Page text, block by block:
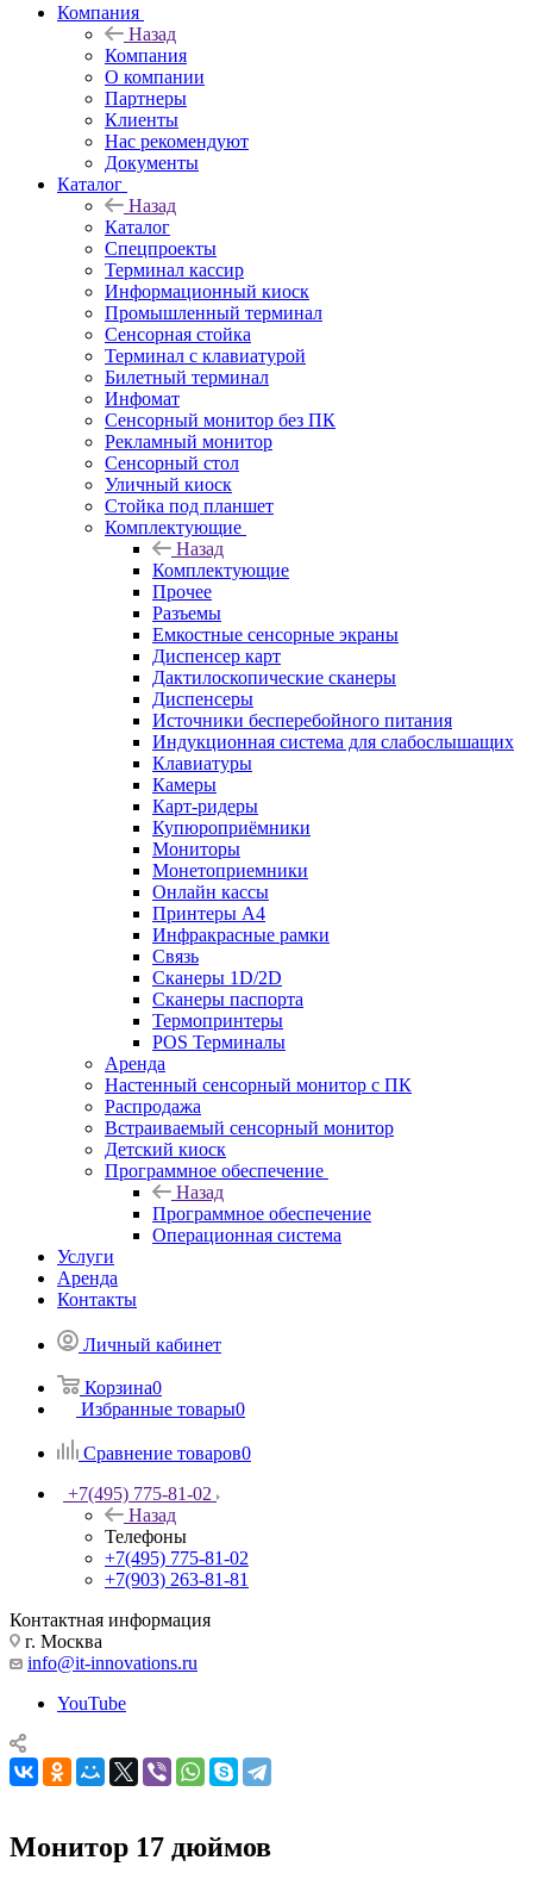
Компания
Назад
Компания
О компании
Партнеры
Клиенты
Нас рекомендуют
Документы
Каталог
Назад
Каталог
Cпецпроекты
Терминал кассир
Информационный киоск
Промышленный терминал
Сенсорная стойка
Терминал с клавиатурой
Билетный терминал
Инфомат
Сенсорный монитор без ПК
Рекламный монитор
Сенсорный стол
Уличный киоск
Стойка под планшет
Комплектующие
Назад
Комплектующие
Прочее
Разъемы
Емкостные сенсорные экраны
Диспенсер карт
Дактилоскопические сканеры
Диспенсеры
Источники бесперебойного питания
Индукционная система для слабослышащих
Клавиатуры
Камеры
Карт-ридеры
Купюроприёмники
Мониторы
Монетоприемники
Онлайн кассы
Принтеры А4
Инфракрасные рамки
Связь
Сканеры 1D/2D
Сканеры паспорта
Термопринтеры
POS Терминалы
Аренда
Настенный сенсорный монитор с ПК
Распродажа
Встраиваемый сенсорный монитор
Детский киоск
Программное обеспечение
Назад
Программное обеспечение
Операционная система
Услуги
Аренда
Контакты
Личный кабинет
Корзина0
Избранные товары0
Сравнение товаров0
+7(495) 775-81-02
Назад
Телефоны
+7(495) 775-81-02
+7(903) 263-81-81
Контактная информация
г. Москва
info@it-innovations.ru
YouTube
Монитор 17 дюймов